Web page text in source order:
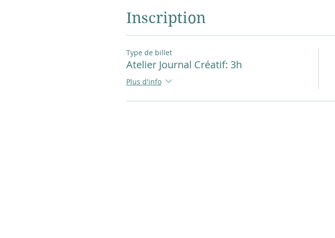
Inscription
Type de billet
Atelier Journal Créatif: 3h
Plus d'info